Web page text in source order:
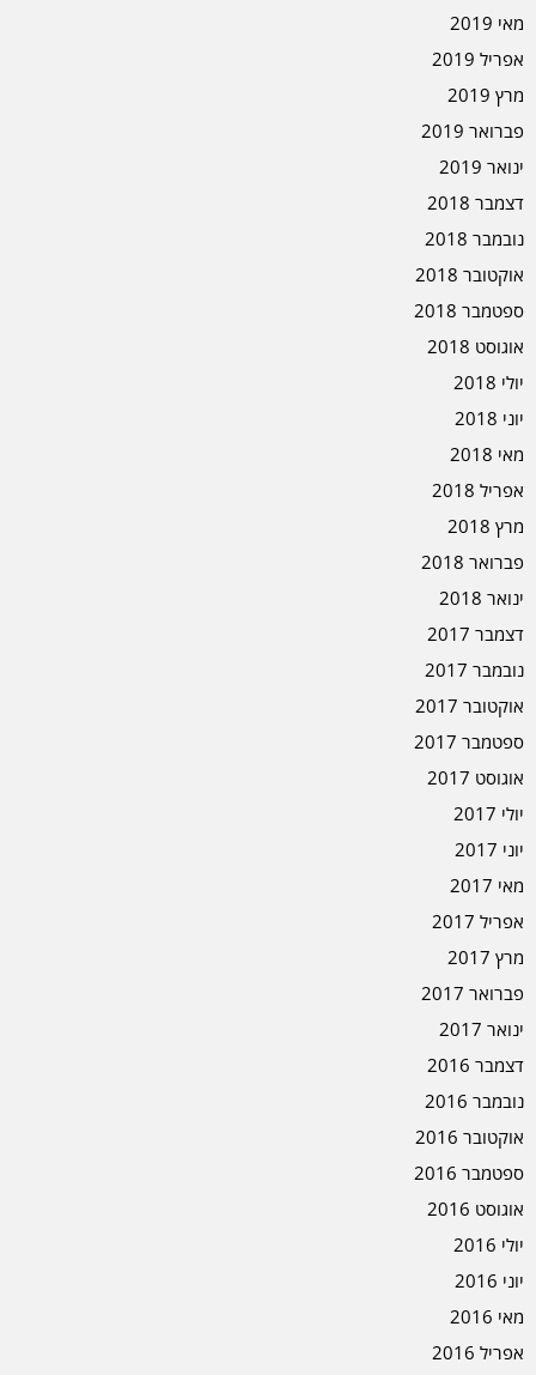
מאי 2019
אפריל 2019
מרץ 2019
פברואר 2019
ינואר 2019
דצמבר 2018
נובמבר 2018
אוקטובר 2018
ספטמבר 2018
אוגוסט 2018
יולי 2018
יוני 2018
מאי 2018
אפריל 2018
מרץ 2018
פברואר 2018
ינואר 2018
דצמבר 2017
נובמבר 2017
אוקטובר 2017
ספטמבר 2017
אוגוסט 2017
יולי 2017
יוני 2017
מאי 2017
אפריל 2017
מרץ 2017
פברואר 2017
ינואר 2017
דצמבר 2016
נובמבר 2016
אוקטובר 2016
ספטמבר 2016
אוגוסט 2016
יולי 2016
יוני 2016
מאי 2016
אפריל 2016